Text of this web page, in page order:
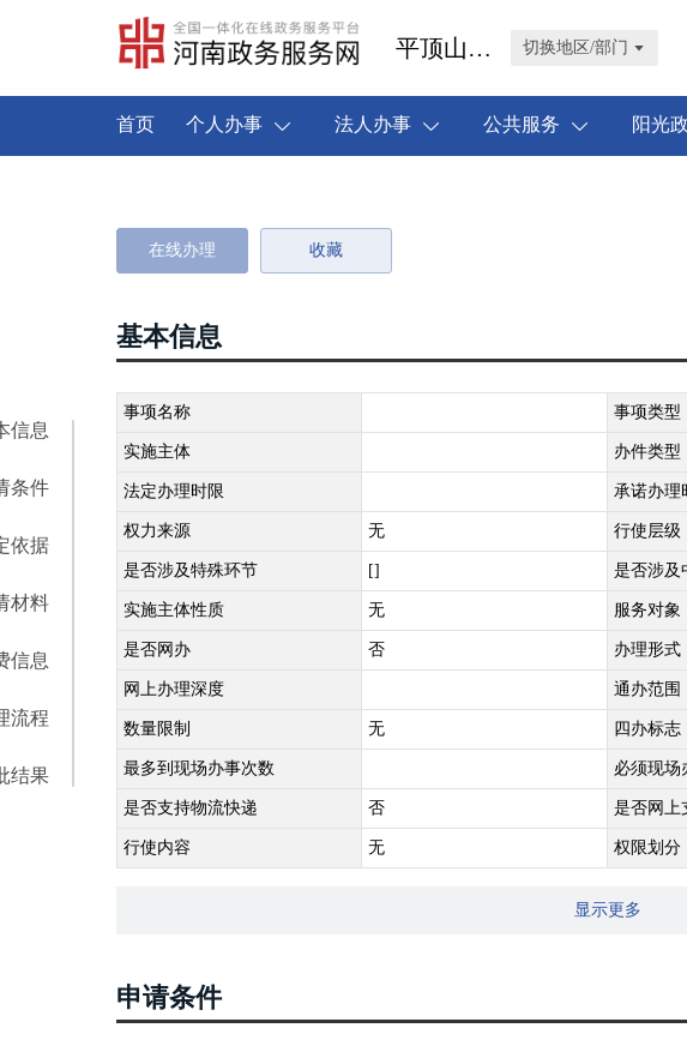
平顶山市舞钢市 切换地区/部门
首页 个人办事 法人办事 公共服务 阳光
信息
条件
依据
材料
信息
流程
结果
在线办理 收藏
基本信息
事项名称 事项类型
实施主体 办件类型
法定办理时限 承诺办理
权力来源 无 行使层级
是否涉及特殊环节 [] 是否涉及
实施主体性质 无 服务对象
是否网办 否 办理形式
网上办理深度 通办范围
数量限制 无 四办标志
最多到现场办事次数 必须现场
是否支持物流快递 否 是否网上
行使内容 无 权限划分
显示更多
申请条件